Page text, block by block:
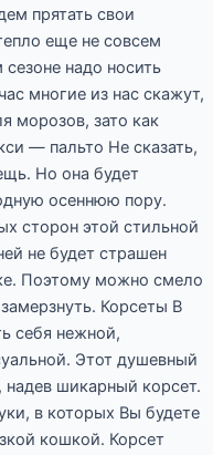
прятать свои
еще не совсем
надо носить
многие из нас скажут,
морозов, зато как
— пальто Не сказать,
Но она будет
осеннюю пору.
сторон этой стильной
не будет страшен
Поэтому можно смело
Корсеты В
себя нежной,
Этот душевный
шикарный корсет.
в которых Вы будете
кошкой. Корсет